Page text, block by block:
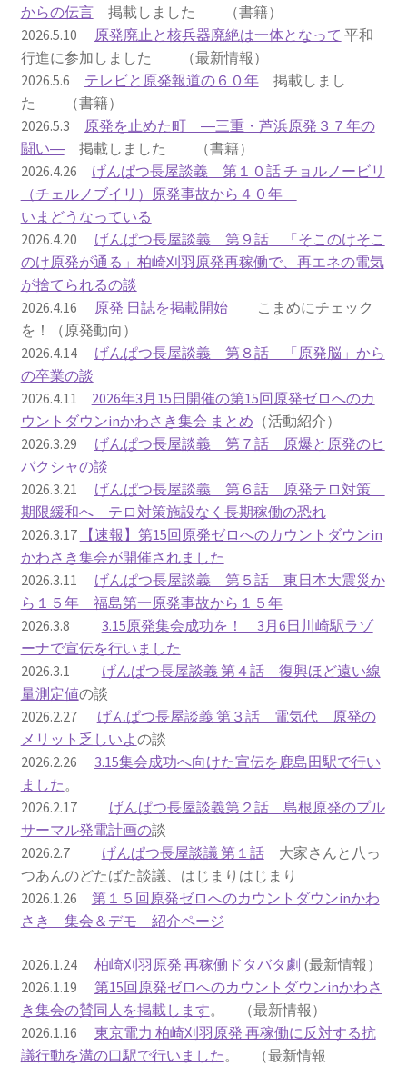
2023.10.8 原発ゼロへのカウントダウンinかわさき
講演会開催
2024.3.10第13回原発ゼロへのカウントダウンinかわさ
き集会
2024.10.13 映画「決断」上映と講演会を開催
2025.3.23第14回原発ゼロへのカウントダウンinかわさ
き集会開催
2026.3.15 第１５回原発ゼロへのカウントダウンinか
わさき集会開催
ギャラリー
ギャラリー_2023.3.12
ギャラリー_2024.3.10
ギャラリー_2025.3.23
ギャラリー_2026.3.15
原発ゼロと未来
原発動向
原発 日誌
2022.7.15東電・株主訴訟 経営陣に13兆円賠償命令
2022.8.1 福島第一原発 汚染配管撤去 失敗続きで計画
断念
2022.8.9 福島第一原発 汚染水海洋放出トンネル工事
着工
超 老朽対策容認
2023.1.19 東電旧経営陣、二審も無罪 民事裁判で認
めた「長期評価」を否定
からの伝言掲載しました （書籍）
2026.5.10 原発廃止と核兵器廃絶は一体となって 平和
行進に参加しました （最新情報）
2026.5.6 テレビと原発報道の６０年掲載しまし
た （書籍）
2026.5.3 原発を止めた町 ―三重・芦浜原発３７年の
闘い―掲載しました （書籍）
2026.4.26 げんぱつ長屋談義 第１０話 チョルノービリ
（チェルノブイリ）原発事故から４０年
いまどうなっている
2026.4.20 げんぱつ長屋談義 第９話 「そこのけそこ
のけ原発が通る」柏崎刈羽原発再稼働で、再エネの電気
が捨てられるの談
2026.4.16 原発 日誌を掲載開始こまめにチェック
を！（原発動向）
2026.4.14 げんぱつ長屋談義 第８話 「原発脳」から
の卒業の談
2026.4.11 2026年3月15日開催の第15回原発ゼロへのカ
ウントダウンinかわさき集会 まとめ （活動紹介）
2026.3.29 げんぱつ長屋談義 第７話 原爆と原発のヒ
バクシャの談
2026.3.21 げんぱつ長屋談義 第６話 原発テロ対策
期限緩和へ テロ対策施設なく長期稼働の恐れ
2026.3.17
【速報】第15回原発ゼロへのカウントダウンin
かわさき集会が開催されました
2026.3.11 げんぱつ長屋談義 第５話 東日本大震災か
ら１５年 福島第一原発事故から１５年
2026.3.8 3.15原発集会成功を！ 3月6日川崎駅ラゾ
ーナで宣伝を行いました
2026.3.1 げんぱつ長屋談義 第４話 復興ほど遠い線
量測定値の談
2026.2.27 げんぱつ長屋談義 第３話 電気代 原発の
メリット乏しいよの談
2026.2.26 3.15集会成功へ向けた宣伝を鹿島田駅で行い
ました。
2026.2.17 げんぱつ長屋談義第２話 島根原発のプル
サーマル発電計画の談
2026.2.7 げんぱつ長屋談議 第１話大家さんと八っ
つあんのどたばた談議、はじまりはじまり
2026.1.26 第１５回原発ゼロへのカウントダウンinかわ
さき 集会＆デモ 紹介ページ
2026.1.24 柏崎刈羽原発 再稼働ドタバタ劇 (最新情報）
2026.1.19 第15回原発ゼロへのカウントダウンinかわさ
き集会の賛同人を掲載します。 （最新情報）
2026.1.16 東京電力 柏崎刈羽原発 再稼働に反対する抗
議行動を溝の口駅で行いました。 （最新情報